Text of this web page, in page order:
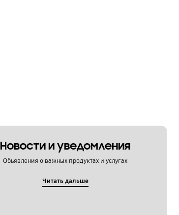
Новости и уведомления
Обьявления о важных продуктах и услугах
Читать дальше